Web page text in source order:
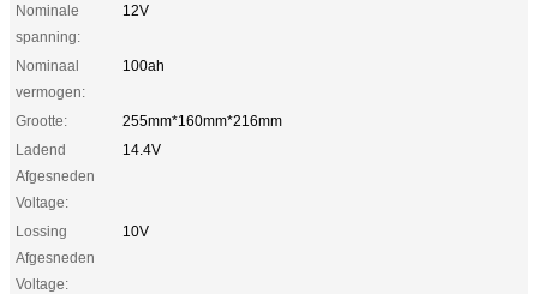
Nominale
spanning:
12V
Nominaal
vermogen:
100ah
Grootte:
255mm*160mm*216mm
Ladend
Afgesneden
Voltage:
14.4V
Lossing
Afgesneden
Voltage:
10V